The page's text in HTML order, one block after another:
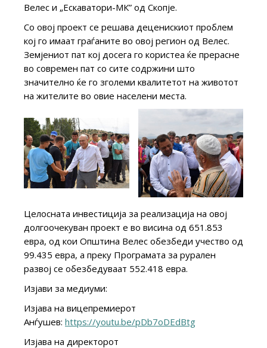
Велес и „Ескаватори-МК” од Скопје.
Со овој проект се решава деценискиот проблем
кој го имаат граѓаните во овој регион од Велес.
Земјениот пат кој досега го користеа ќе прерасне
во современ пат со сите содржини што
значително ќе го зголеми квалитетот на животот
на жителите во овие населени места.
Целосната инвестиција за реализација на овој
долгоочекуван проект е во висина од 651.853
евра, од кои Општина Велес обезбеди учество од
99.435 евра, а преку Програмата за рурален
развој се обезбедуваат 552.418 евра.
Изјави за медиуми:
Изјава на вицепремиерот
Анѓушев: https://youtu.be/pDb7oDEdBtg
Изјава на директорот